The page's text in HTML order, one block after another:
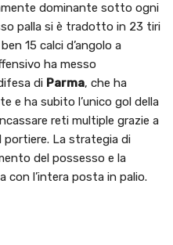
dominante sotto ogni
palla si è tradotto in 23 tiri
15 calci d’angolo a
ha messo
di Parma, che ha
e ha subito l’unico gol della
reti multiple grazie a
portiere. La strategia di
del possesso e la
con l’intera posta in palio.